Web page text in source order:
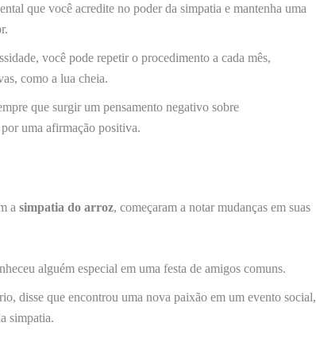
que você acredite no poder da simpatia e mantenha uma
você pode repetir o procedimento a cada mês,
como a lua cheia.
que surgir um pensamento negativo sobre
uma afirmação positiva.
a simpatia do arroz, começaram a notar mudanças em suas
alguém especial em uma festa de amigos comuns.
disse que encontrou uma nova paixão em um evento social,
simpatia.